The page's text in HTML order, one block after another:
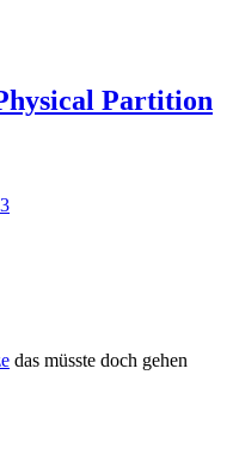
Partition
das müsste doch gehen